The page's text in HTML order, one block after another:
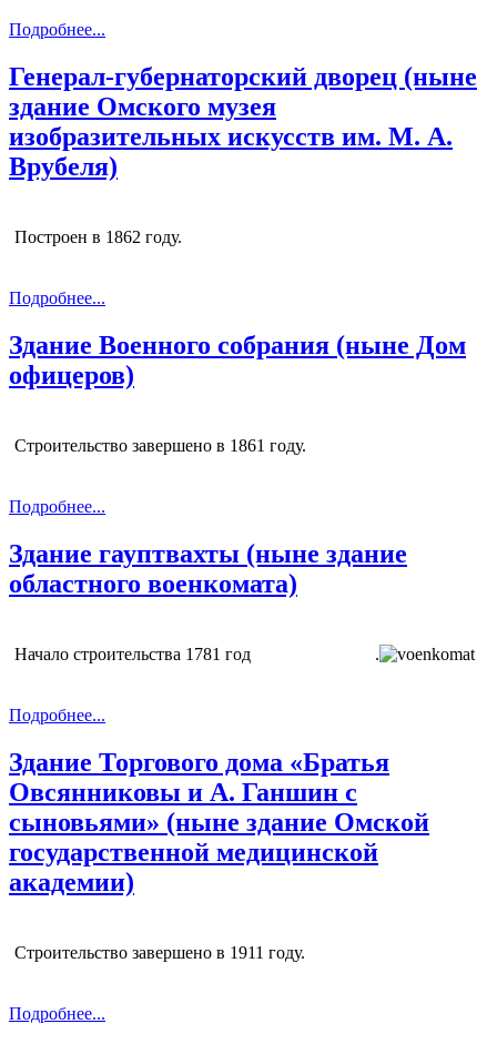
Подробнее...
Генерал-губернаторский дворец (ныне
здание Омского музея
изобразительных искусств им. М. А.
Врубеля)
Построен в 1862 году.
Подробнее...
Здание Военного собрания (ныне Дом
офицеров)
Строительство завершено в 1861 году.
Подробнее...
Здание гауптвахты (ныне здание
областного военкомата)
Начало строительства 1781 год .
Подробнее...
Здание Торгового дома «Братья
Овсянниковы и А. Ганшин с
сыновьями» (ныне здание Омской
государственной медицинской
академии)
Строительство завершено в 1911 году.
Подробнее...